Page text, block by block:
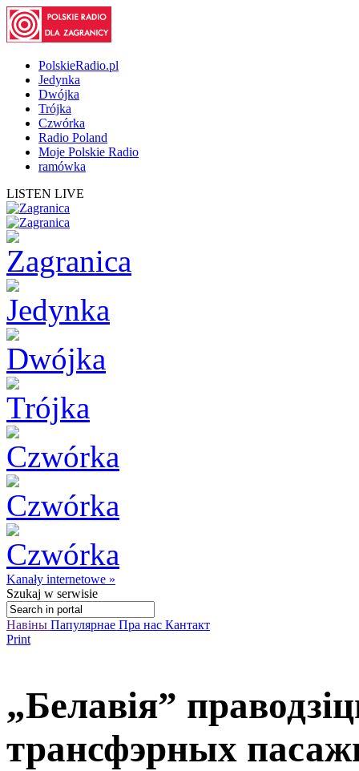
PolskieRadio.pl
Jedynka
Dwójka
Trójka
Czwórka
Radio Poland
Moje Polskie Radio
ramówka
LISTEN LIVE
Kanały internetowe »
Szukaj w serwisie
Навіны Папулярнае Пра нас Кантакт
Print
„Белавія”
трансфэрных